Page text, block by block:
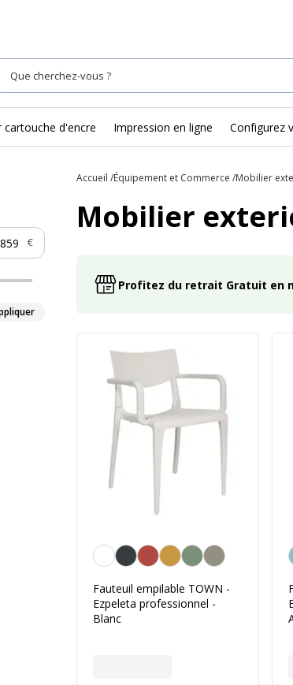
cartouche d'encre Impression en ligne Configurez
€
Accueil Équipement et Commerce Mobilier
Mobilier
Profitez du retrait Gratuit en
Blanc
Fauteuil empilable TOWN -
Ezpeleta professionnel -
Blanc